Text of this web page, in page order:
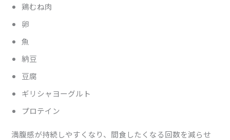
鶏むね肉
卵
魚
納豆
豆腐
ギリシャヨーグルト
プロテイン
満腹感が持続しやすくなり、間食したくなる回数を減らせ